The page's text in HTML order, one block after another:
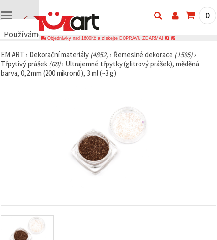
Používáme
🍪
Používáme
cookies a
zobrazovali
reklamu, a
to i s
0
Objednávky nad 1600Kč a získejte DOPRAVU ZDARMA!
EM ART › Dekorační materiály (4852)› Řemeslné dekorace (1595)›
Třpytivý prášek (68)› Ultrajemné třpytky (glitrový prášek), měděná
barva, 0,2 mm (200 mikronů), 3 ml (~3 g)